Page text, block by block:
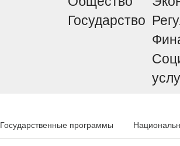
Государство
Государственные программы